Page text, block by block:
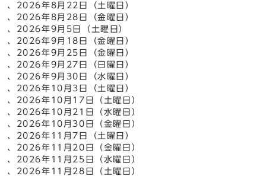
、2026年8月22日（土曜日）
、2026年8月28日（金曜日）
、2026年9月5日（土曜日）
、2026年9月18日（金曜日）
、2026年9月25日（金曜日）
、2026年9月27日（日曜日）
、2026年9月30日（水曜日）
、2026年10月3日（土曜日）
、2026年10月17日（土曜日）
、2026年10月21日（水曜日）
、2026年10月30日（金曜日）
、2026年11月7日（土曜日）
、2026年11月20日（金曜日）
、2026年11月25日（水曜日）
、2026年11月28日（土曜日）